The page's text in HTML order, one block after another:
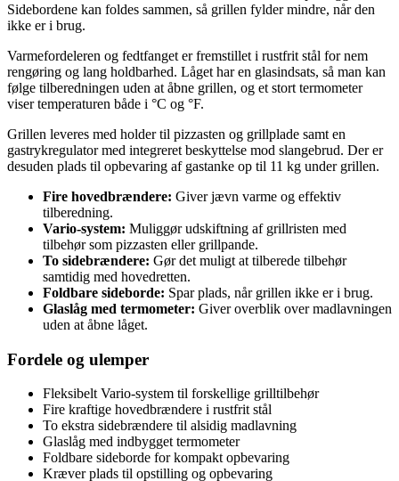
Sidebordene kan foldes sammen, så grillen fylder mindre, når den
ikke er i brug.
Varmefordeleren og fedtfanget er fremstillet i rustfrit stål for nem
rengøring og lang holdbarhed. Låget har en glasindsats, så man kan
følge tilberedningen uden at åbne grillen, og et stort termometer
viser temperaturen både i °C og °F.
Grillen leveres med holder til pizzasten og grillplade samt en
gastrykregulator med integreret beskyttelse mod slangebrud. Der er
desuden plads til opbevaring af gastanke op til 11 kg under grillen.
Fire hovedbrændere: Giver jævn varme og effektiv
tilberedning.
Vario-system: Muliggør udskiftning af grillristen med
tilbehør som pizzasten eller grillpande.
To sidebrændere: Gør det muligt at tilberede tilbehør
samtidig med hovedretten.
Foldbare sideborde: Spar plads, når grillen ikke er i brug.
Glaslåg med termometer: Giver overblik over madlavningen
uden at åbne låget.
Fordele og ulemper
Fleksibelt Vario-system til forskellige grilltilbehør
Fire kraftige hovedbrændere i rustfrit stål
To ekstra sidebrændere til alsidig madlavning
Glaslåg med indbygget termometer
Foldbare sideborde for kompakt opbevaring
Kræver plads til opstilling og opbevaring